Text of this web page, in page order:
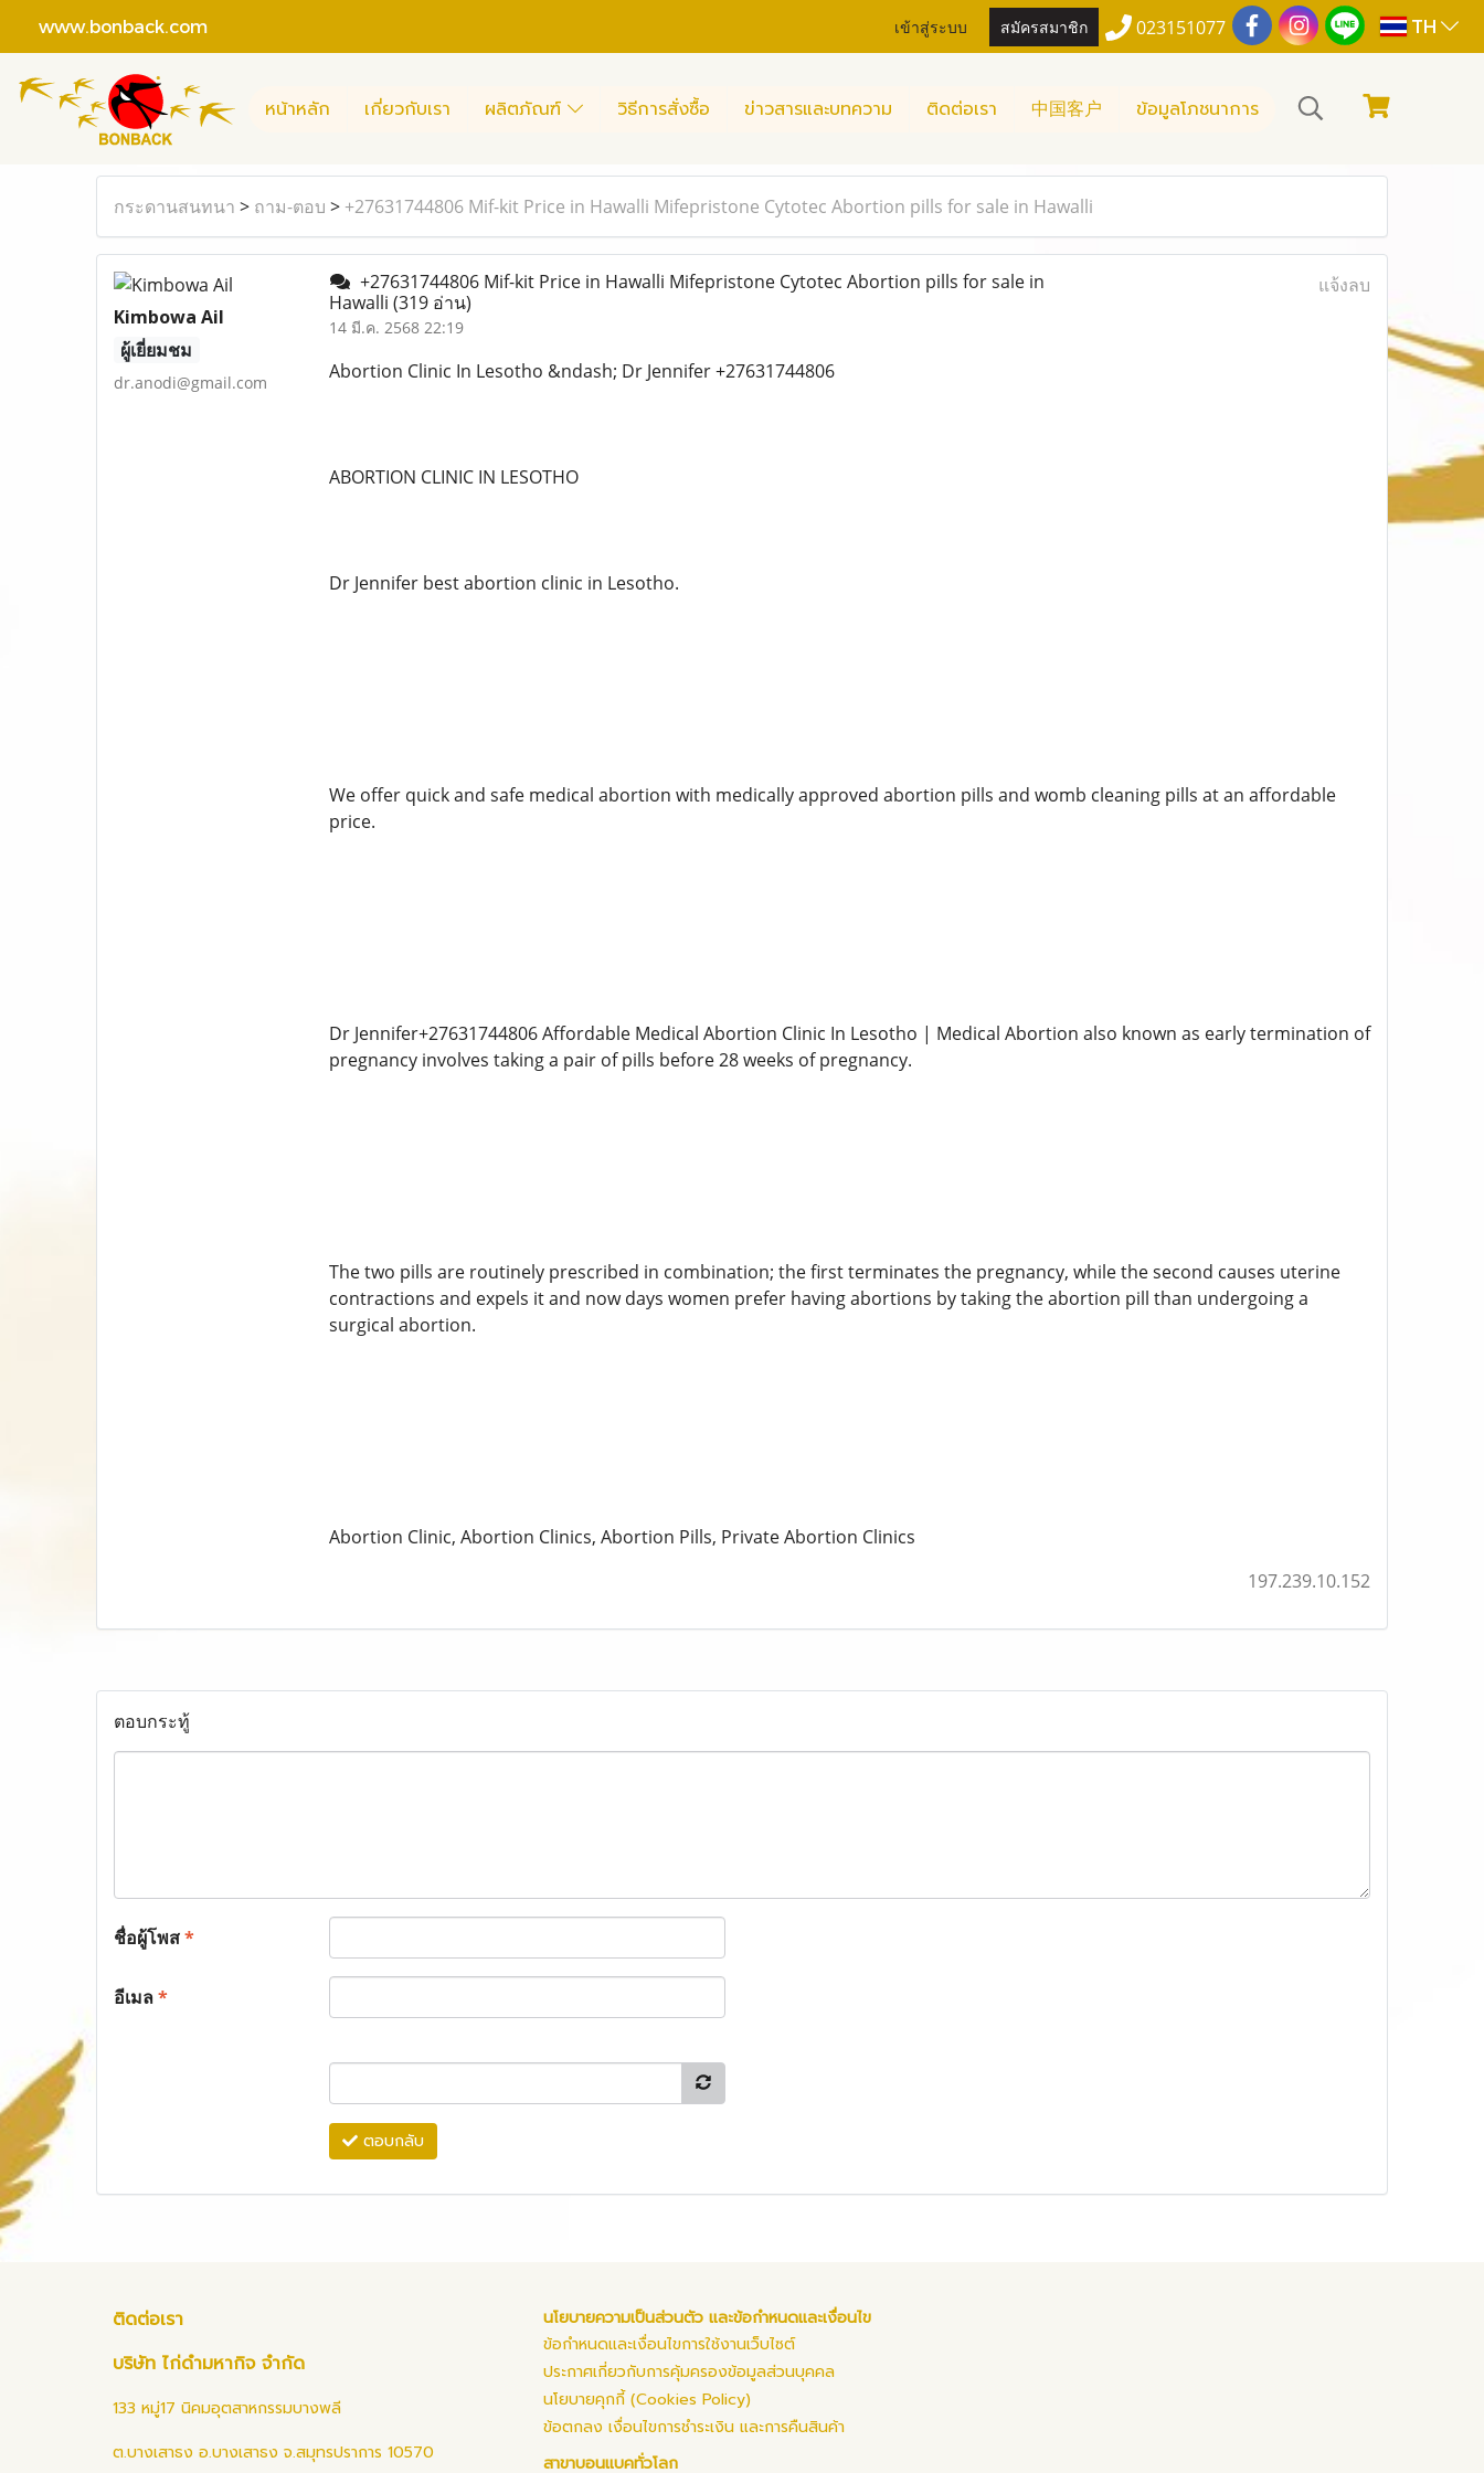
www.bonback.com เข้าสู่ระบบ สมัครสมาชิก 023151077 TH
หน้าหลัก เกี่ยวกับเรา ผลิตภัณฑ์ วิธีการสั่งซื้อ ข่าวสารและบทความ ติดต่อเรา 中国客户 ข้อมูลโภชนาการ
กระดานสนทนา > ถาม-ตอบ > +27631744806 Mif-kit Price in Hawalli Mifepristone Cytotec Abortion pills for sale in Hawalli
Kimbowa Ail
ผู้เยี่ยมชม
dr.anodi@gmail.com
+27631744806 Mif-kit Price in Hawalli Mifepristone Cytotec Abortion pills for sale in
Hawalli (319 อ่าน)
14 มี.ค. 2568 22:19
แจ้งลบ
Abortion Clinic In Lesotho &ndash; Dr Jennifer +27631744806
ABORTION CLINIC IN LESOTHO
Dr Jennifer best abortion clinic in Lesotho.
We offer quick and safe medical abortion with medically approved abortion pills and womb cleaning pills at an affordable
price.
Dr Jennifer+27631744806 Affordable Medical Abortion Clinic In Lesotho | Medical Abortion also known as early termination of
pregnancy involves taking a pair of pills before 28 weeks of pregnancy.
The two pills are routinely prescribed in combination; the first terminates the pregnancy, while the second causes uterine
contractions and expels it and now days women prefer having abortions by taking the abortion pill than undergoing a
surgical abortion.
Abortion Clinic, Abortion Clinics, Abortion Pills, Private Abortion Clinics
197.239.10.152
ตอบกระทู้
ชื่อผู้โพส*
อีเมล*
ตอบกลับ
ติดต่อเรา
บริษัท ไก่ดำมหากิจ จำกัด
133 หมู่17 นิคมอุตสาหกรรมบางพลี
ต.บางเสาธง อ.บางเสาธง จ.สมุทรปราการ 10570
นโยบายความเป็นส่วนตัว และข้อกำหนดและเงื่อนไข
ข้อกำหนดและเงื่อนไขการใช้งานเว็บไซต์
ประกาศเกี่ยวกับการคุ้มครองข้อมูลส่วนบุคคล
นโยบายคุกกี้ (Cookies Policy)
ข้อตกลง เงื่อนไขการชำระเงิน และการคืนสินค้า
สาขาบอนแบคทั่วโลก